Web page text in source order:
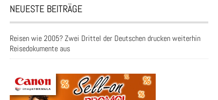
NEUESTE BEITRÄGE
Reisen wie 2005? Zwei Drittel der Deutschen drucken weiterhin
Reisedokumente aus